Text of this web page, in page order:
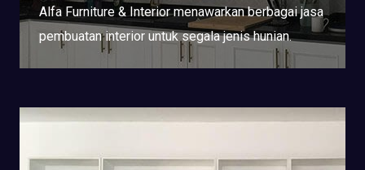
Alfa Furniture & Interior menawarkan berbagai jasa
pembuatan interior untuk segala jenis hunian.